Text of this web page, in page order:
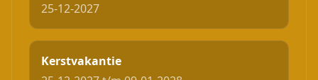
25-12-2027
Kerstvakantie